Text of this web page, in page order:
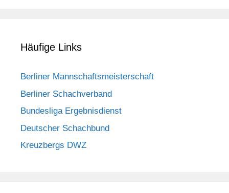
Häufige Links
Berliner Mannschaftsmeisterschaft
Berliner Schachverband
Bundesliga Ergebnisdienst
Deutscher Schachbund
Kreuzbergs DWZ